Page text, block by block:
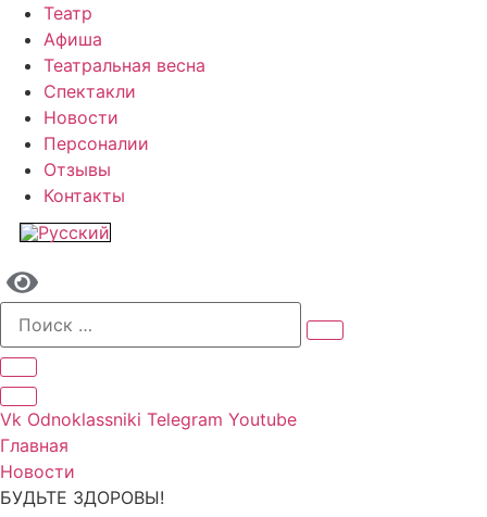
Театр
Афиша
Театральная весна
Спектакли
Новости
Персоналии
Отзывы
Контакты
Vk Odnoklassniki Telegram Youtube
Главная
Новости
БУДЬТЕ ЗДОРОВЫ!